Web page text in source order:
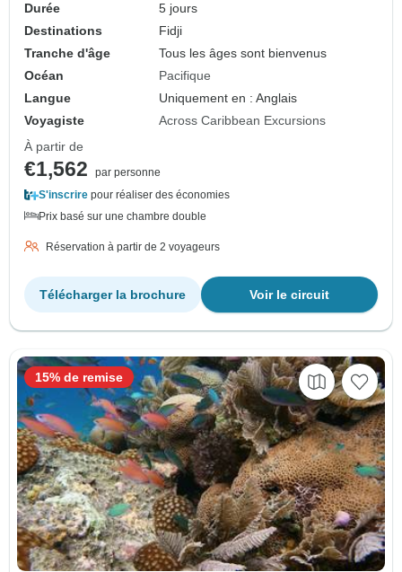
Durée
5 jours
Destinations
Fidji
Tranche d'âge
Tous les âges sont bienvenus
Océan
Pacifique
Langue
Uniquement en : Anglais
Voyagiste
Across Caribbean Excursions
À partir de
€1,562
par personne
S'inscrire pour réaliser des économies
Prix basé sur une chambre double
Réservation à partir de 2 voyageurs
Voir le circuit
Télécharger la brochure
15% de remise